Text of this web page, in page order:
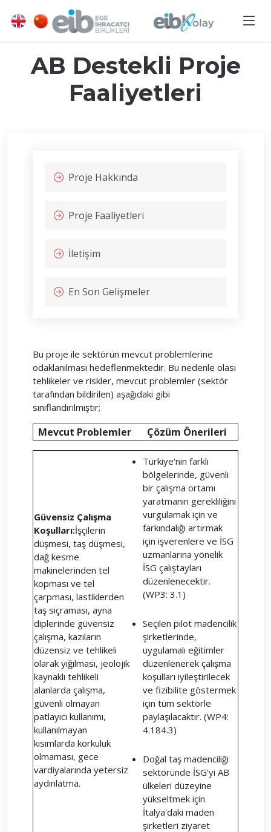
AB Destekli Proje
Faaliyetleri
Proje Hakkında
Proje Faaliyetleri
İletişim
En Son Gelişmeler
Bu proje ile sektörün mevcut problemlerine
odaklanılması hedeflenmektedir. Bu nedenle olası
tehlikeler ve riskler, mevcut problemler (sektör
tarafından bildirilen) aşağıdaki gibi
sınıflandırılmıştır;
Mevcut Problemler Çözüm Önerileri
Güvensiz Çalışma
Koşulları:İşçilerin
düşmesi, taş düşmesi,
dağ kesme
makinelerinden tel
kopması ve tel
çarpması, lastiklerden
taş sıçraması, ayna
diplerinde güvensiz
çalışma, kazıların
düzensiz ve tehlikeli
olarak yığılması, jeolojik
kaynaklı tehlikeli
alanlarda çalışma,
güvenli olmayan
patlayıcı kullanımı,
kullanılmayan
kısımlarda korkuluk
olmaması, gece
vardiyalarında yetersiz
aydınlatma.
Türkiye'nin farklı
bölgelerinde, güvenli
bir çalışma ortamı
yaratmanın gerekliliğini
vurgulamak için ve
farkındalığı artırmak
için işverenlere ve İSG
uzmanlarına yönelik
İSG çalıştayları
düzenlenecektir.
(WP3: 3.1)
Seçilen pilot madencilik
şirketlerinde,
uygulamalı eğitimler
düzenlenerek çalışma
koşulları iyileştirilecek
ve fizibilite göstermek
için tüm sektörle
paylaşılacaktır. (WP4:
4.184.3)
Doğal taş madenciliği
sektöründe İSG'yi AB
ülkeleri düzeyine
yükseltmek için
İtalya'daki maden
şirketleri ziyaret